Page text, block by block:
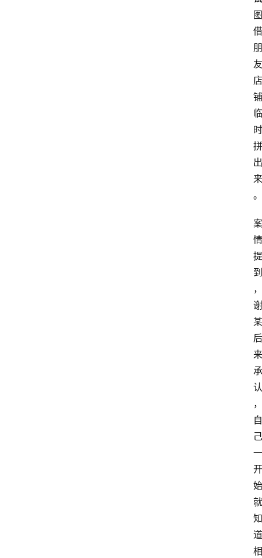
图
借
朋
友
店
铺
临
时
拼
出
来
。
案
情
提
到
，
谢
某
后
来
承
认
，
自
己
一
开
始
就
知
道
相